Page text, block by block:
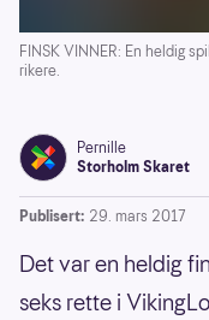
FINSK VINNER: En heldig
rikere.
Pernille
Storholm Skaret
Publisert: 29. mars 2017
Det var en heldig
seks rette i